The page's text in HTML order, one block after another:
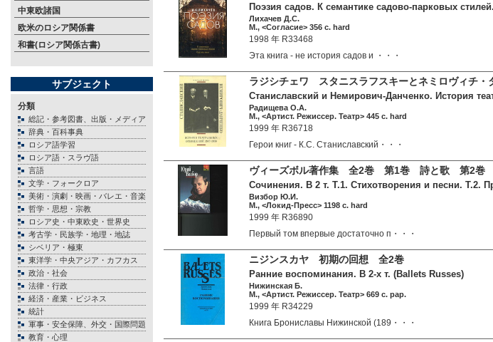
中東欧諸国
欧米のロシア関係書
和書(ロシア関係古書)
サブジェクト
分類
総記・参考図書、出版・メディア
辞典・百科事典
ロシア語学習
ロシア語・スラヴ語
言語
文学・フォークロア
美術・演劇・映画・バレエ・音楽
哲学・思想・宗教
ロシア史・中東欧史・世界史
考古学・民族学・地理・地誌
シベリア・極東
東洋学・中央アジア・カフカス
政治・社会
法律・行政
経済・産業・ビジネス
統計
軍事・安全保障、外交・国際問題
教育・心理
Поэзия садов. К семантике садово-парковых
Лихачев Д.С.
М., <Согласие> 356 c. hard
1998 年 R33468
Эта книга - не история садов и ・・・
ラジシチェワ スタニスラフスキーとネミロヴィチ
Станиславский и Немирович-Данченко. История
Радищева О.А.
М., <Артист. Режиссер. Театр> 445 c. hard
1999 年 R36718
Герои книг - К.С. Станиславский・・・
ヴィーズボル著作集 全2巻 第1巻 詩と歌 第2巻
Сочинения. В 2 т. Т.1. Стихотворения и песни. Т.2.
Визбор Ю.И.
М., <Локид-Пресс> 1198 c. hard
1999 年 R36890
Первый том впервые достаточно п・・・
ニジンスカヤ 初期の回想 全2巻
Ранние воспоминания. В 2-х т. (Ballets Russes)
Нижинская Б.
М., <Артист. Режиссер. Театр> 669 c. pap.
1999 年 R34229
Книга Брониславы Нижинской (189・・・